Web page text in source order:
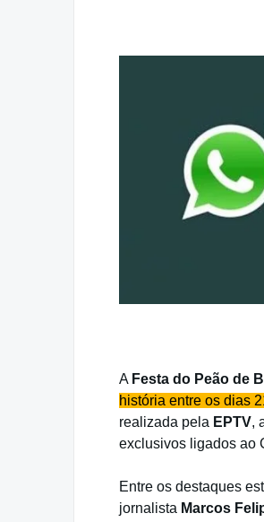
A Festa do Peão de
história entre os dias
realizada pela EPTV,
exclusivos ligados ao
Entre os destaques
jornalista Marcos